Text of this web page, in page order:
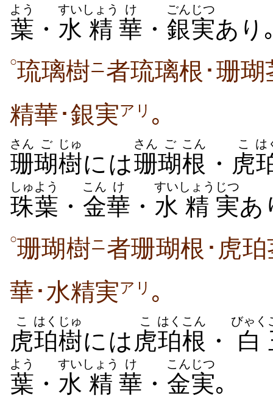
葉
よう
・ 水
すい
精
しょう
華
け
・ 銀
ごん
実
じつ
あり
○琉璃樹ニ者琉璃根･珊
精華･銀実アリ ｡
珊
さん
瑚
ご
樹
じゅ
には珊
さん
瑚
ご
根
こん
・ 虎
こ は
珠
しゅ
葉
よう
・ 金
こん
華
け
・ 水
すい
精
しょう
実
じつ
あ
○珊瑚樹ニ者珊瑚根･虎
華･水精実アリ ｡
虎
こ
珀
はく
樹
じゅ
には 虎
こ
珀
はく
根
こん
・ 白
びゃく
葉
よう
・ 水
すい
精
しょう
華
け
・ 金
こん
実
じつ
｡